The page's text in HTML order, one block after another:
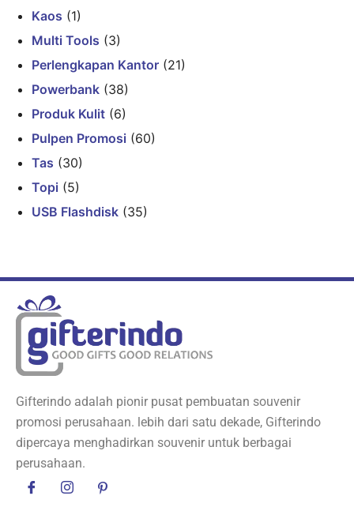
Kaos (1)
Multi Tools (3)
Perlengkapan Kantor (21)
Powerbank (38)
Produk Kulit (6)
Pulpen Promosi (60)
Tas (30)
Topi (5)
USB Flashdisk (35)
Gifterindo adalah pionir pusat pembuatan souvenir
promosi perusahaan. lebih dari satu dekade, Gifterindo
dipercaya menghadirkan souvenir untuk berbagai
perusahaan.